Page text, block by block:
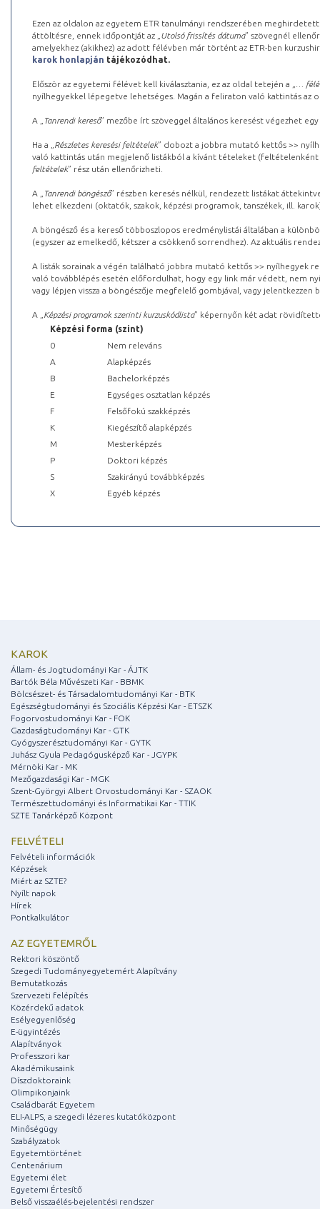
Ezen az oldalon az egyetem ETR tanulmányi rendszerében
áttöltésre, ennek időpontját az „ Utolsó frissítés dátuma” szövegnél
amelyekhez (akikhez) az adott félévben már történt az ETR-ben
karok honlapján tájékozódhat.
Először az egyetemi félévet kell kiválasztania, ez az oldal tetején a „
…
nyílhegyekkel lépegetve lehetséges. Magán a feliraton való kattintás az
A „ Tanrendi kereső” mezőbe írt szöveggel általános keresést végezhet
Ha a „ Részletes keresési feltételek” dobozt a jobbra mutató kettős >>
való kattintás után megjelenő listákból a kívánt tételeket (feltételenként
feltételek” rész után ellenőrizheti.
A „ Tanrendi böngésző” részben keresés nélkül, rendezett listákat
lehet elkezdeni (oktatók, szakok, képzési programok, tanszékek, ill.
A böngésző és a kereső többoszlopos eredménylistái általában a
(egyszer az emelkedő, kétszer a csökkenő sorrendhez). Az aktuális
A listák sorainak a végén található jobbra mutató kettős >> nyílhegyek
való továbblépés esetén előfordulhat, hogy egy link már védett, nem
vagy lépjen vissza a böngészője megfelelő gombjával, vagy
A „ Képzési programok szerinti kurzuskódlista” képernyőn két adat
Képzési forma (szint)
0
Nem releváns
A
Alapképzés
B
Bachelorképzés
E
Egységes osztatlan képzés
F
Felsőfokú szakképzés
K
Kiegészítő alapképzés
M
Mesterképzés
P
Doktori képzés
S
Szakirányú továbbképzés
X
Egyéb képzés
KAROK
Állam- és Jogtudományi Kar - ÁJTK
Bartók Béla Művészeti Kar - BBMK
Bölcsészet- és Társadalomtudományi Kar - BTK
Egészségtudományi és Szociális Képzési Kar - ETSZK
Fogorvostudományi Kar - FOK
Gazdaságtudományi Kar - GTK
Gyógyszerésztudományi Kar - GYTK
Juhász Gyula Pedagógusképző Kar - JGYPK
Mérnöki Kar - MK
Mezőgazdasági Kar - MGK
Szent-Györgyi Albert Orvostudományi Kar - SZAOK
Természettudományi és Informatikai Kar - TTIK
SZTE Tanárképző Központ
FELVÉTELI
Felvételi információk
Képzések
Miért az SZTE?
Nyílt napok
Hírek
Pontkalkulátor
AZ EGYETEMRŐL
Rektori köszöntő
Szegedi Tudományegyetemért Alapítvány
Bemutatkozás
Szervezeti felépítés
Közérdekű adatok
Esélyegyenlőség
E-ügyintézés
Alapítványok
Professzori kar
Akadémikusaink
Díszdoktoraink
Olimpikonjaink
Családbarát Egyetem
ELI-ALPS, a szegedi lézeres kutatóközpont
Minőségügy
Szabályzatok
Egyetemtörténet
Centenárium
Egyetemi élet
Egyetemi Értesítő
Belső visszaélés-bejelentési rendszer